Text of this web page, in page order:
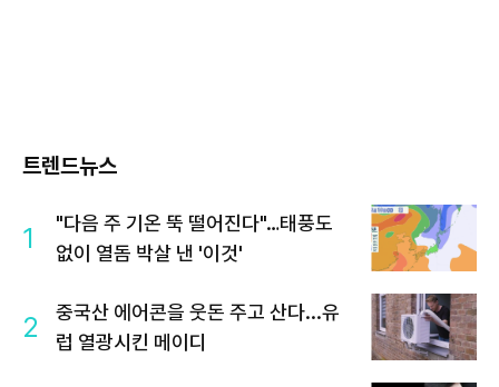
트렌드뉴스
1
"다음 주 기온 뚝 떨어진다"…태풍도
없이 열돔 박살 낸 '이것'
2
중국산 에어콘을 웃돈 주고 산다...유
럽 열광시킨 메이디